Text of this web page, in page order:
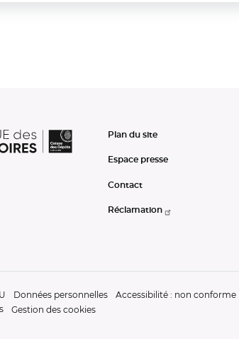
Plan du site
Espace presse
Contact
Réclamation
Données personnelles Accessibilité : non conforme
Gestion des cookies